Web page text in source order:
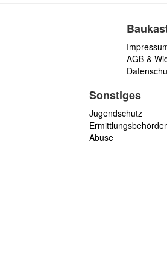
AGB &
Sonstiges
Jugendschutz
Abuse